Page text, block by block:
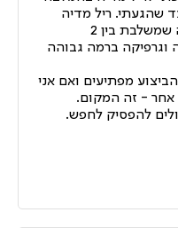
שהגעתי. ריל מדיה
מעניקים מעטפת מקצועית נדירה שמשלבת בין 2
וגרפיקה ברמה גבוהה
מפתיעים ואם אני
אחר - זה המקום.
להפסיק לחפש.